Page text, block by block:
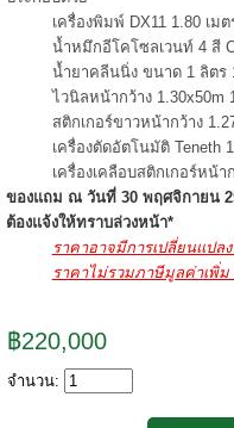
เครื่องพิมพ์ DX11 1.80 เมต
น้ำหมึกอีโคโซลเวนท์ 4 สี
น้ำยาคลีนนิ่ง ขนาด 1 ลิตร
ไวนิลหน้ากว้าง 1.30x50m
สติกเกอร์ขาวหน้ากว้าง
เครื่องตัดอัตโนมัติ Teneth
เครื่องเคลือบสติกเกอร์หน้า
ของแถม ณ วันที่ 30 พฤศจิกายน
ต้องแจ้งให้ทราบล่วงหน้า*
ราคาอาจมีการเปลี่ยนแปล
ราคาไม่รวมภาษีมูลค่าเพิ่ม
฿220,000
จำนวน: